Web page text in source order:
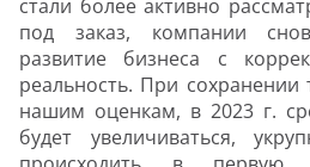
стали более активно
под заказ, компании
развитие бизнеса с
реальность. При сохранении
нашим оценкам, в 2023 г.
будет увеличиваться,